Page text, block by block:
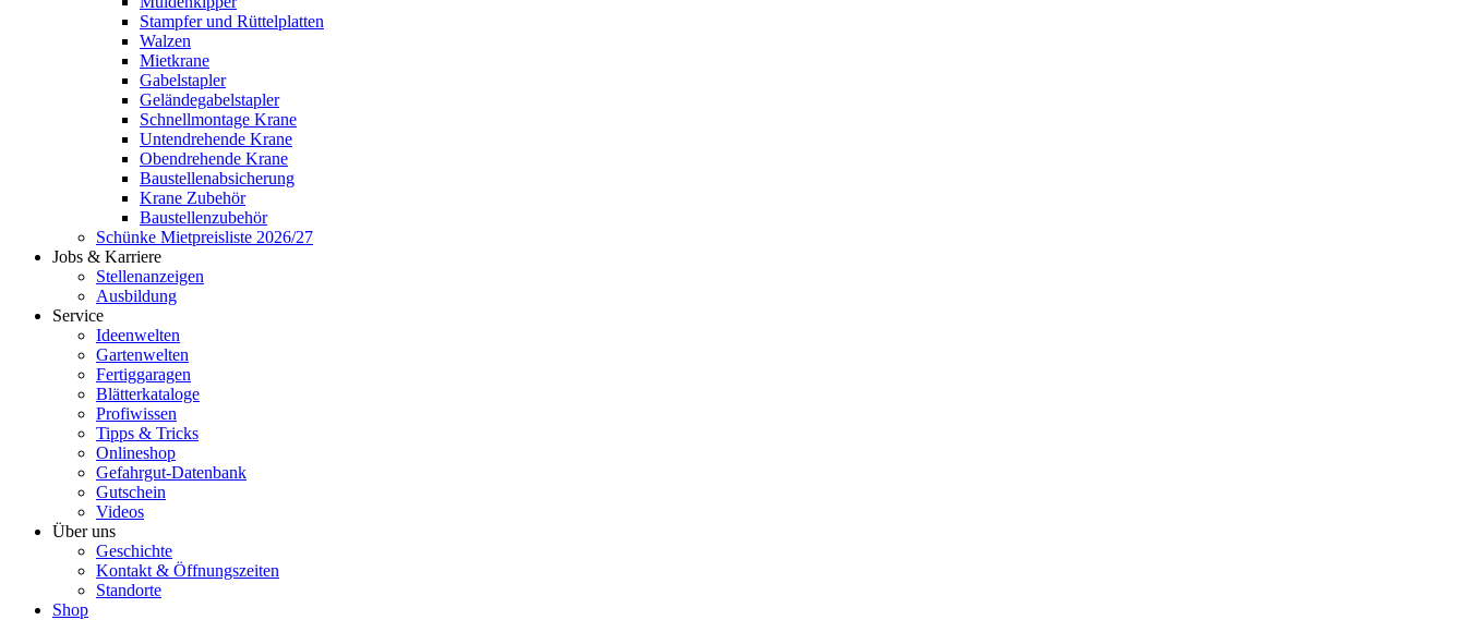
Stampfer und Rüttelplatten
Walzen
Mietkrane
Gabelstapler
Geländegabelstapler
Schnellmontage Krane
Untendrehende Krane
Obendrehende Krane
Baustellenabsicherung
Krane Zubehör
Baustellenzubehör
Schünke Mietpreisliste 2026/27
Jobs & Karriere
Stellenanzeigen
Ausbildung
Service
Ideenwelten
Gartenwelten
Fertiggaragen
Blätterkataloge
Profiwissen
Tipps & Tricks
Onlineshop
Gefahrgut-Datenbank
Gutschein
Videos
Über uns
Geschichte
Kontakt & Öffnungszeiten
Standorte
Shop